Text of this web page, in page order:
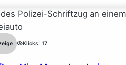
Klicks: 17